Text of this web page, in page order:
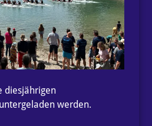
diesjährigen
werden.